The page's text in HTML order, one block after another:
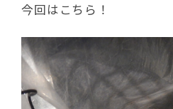
今回はこちら！